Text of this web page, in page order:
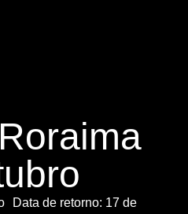
Data de retorno: 17 de